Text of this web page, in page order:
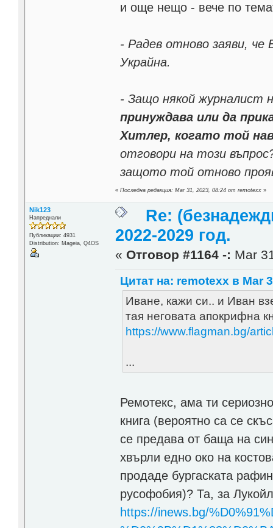
и още нещо - вече по
- Радев отново заяви, че
Украйна.
- Защо някой журналист
принуждава или да
Хитлер, когато той
отговори на този
защото той отново
«Последна редакция: Mar 31, 2023, 08:24 от remotexx »
Nik123
Напреднали
Публикации: 4931
Distribution: Mageia, Q4OS
Re:
2022-2029 год.
« Отговор #1164 -: Mar
Цитат на: remotexx в Mar
Иване, кажи си.. и Иван
тая неговата апокрифна
https://www.flagman.bg/
...
Ремотекс, ама ти
книга (вероятно са се
се предава от баща на
хвърли едно око на
продаде бургаската
русофобия)? Та, за
https://inews.bg/